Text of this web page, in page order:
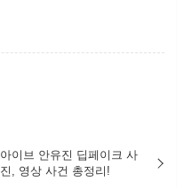
아이브 안유진 딥페이크 사
진, 영상 사건 총정리!